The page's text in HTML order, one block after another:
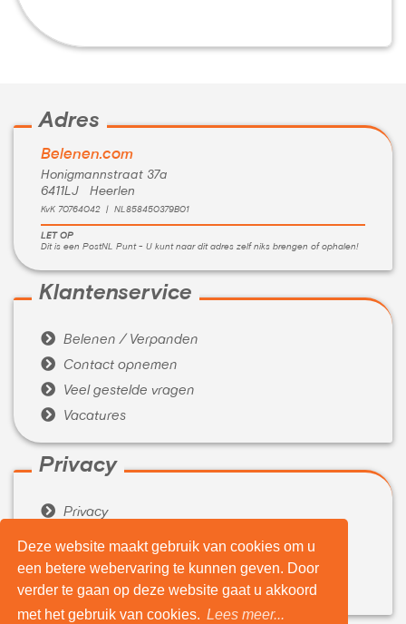
Deze website maakt gebruik van cookies om u
een betere webervaring te kunnen geven. Door
verder te gaan op deze website gaat u akkoord
met het gebruik van cookies. Lees meer...
Adres
Belenen.com
Honigmannstraat 37a
6411LJ Heerlen
KvK 70764042 | NL858450379B01
LET OP
Dit is een PostNL Punt - U kunt naar dit adres zelf niks brengen of ophalen!
Klantenservice
 Belenen / Verpanden
 Contact opnemen
 Veel gestelde vragen
 Vacatures
Privacy
 Privacy
Algemene voorwaarden
Over ons
 Wie zijn wij